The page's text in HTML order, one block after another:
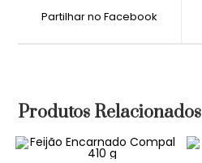
Partilhar no Facebook
Produtos Relacionados